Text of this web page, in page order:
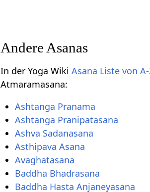
Andere Asanas
In der Yoga WikiAsana Liste von
Atmaramasana:
Ashtanga Pranama
Ashtanga Pranipatasana
Ashva Sadanasana
Asthipava Asana
Avaghatasana
Baddha Bhadrasana
Baddha Hasta Anjaneyasana